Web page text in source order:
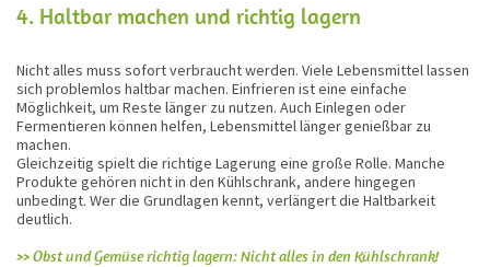
4. Haltbar machen und richtig lagern
Nicht alles muss sofort verbraucht werden. Viele Lebensmittel lassen
sich problemlos haltbar machen. Einfrieren ist eine einfache
Möglichkeit, um Reste länger zu nutzen. Auch Einlegen oder
Fermentieren können helfen, Lebensmittel länger genießbar zu
machen.
Gleichzeitig spielt die richtige Lagerung eine große Rolle. Manche
Produkte gehören nicht in den Kühlschrank, andere hingegen
unbedingt. Wer die Grundlagen kennt, verlängert die Haltbarkeit
deutlich.
>> Obst und Gemüse richtig lagern: Nicht alles in den Kühlschrank!